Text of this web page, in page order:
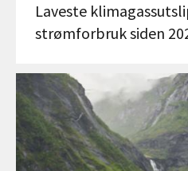
Laveste
strømforbruk siden